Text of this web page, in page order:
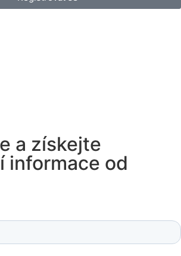
a získejte
informace od